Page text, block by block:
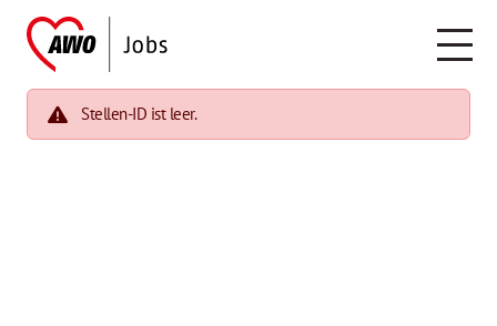
Stellen-ID ist leer.